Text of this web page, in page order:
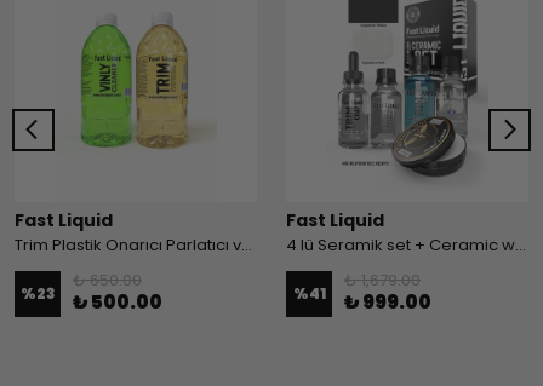
Fast Liquid
Trim Plastik Onarıcı Parlatıcı ve Vinly Plastik Temizleyici Set Paket
%23
₺ 650.00
₺ 500.00
Fast Liquid
4 lü Seramik set + Ceramic wax
%41
₺ 1,679.00
₺ 999.00